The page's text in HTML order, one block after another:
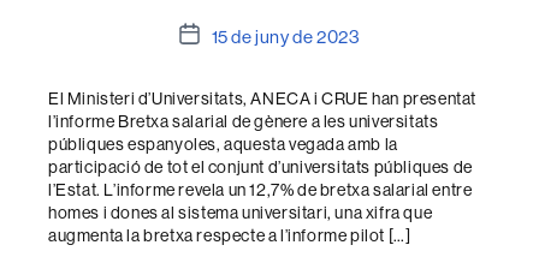
Data
l'entrada
15 de juny de 2023
El Ministeri d’Universitats, ANECA i CRUE han presentat
l’informe Bretxa salarial de gènere a les universitats
públiques espanyoles, aquesta vegada amb la
participació de tot el conjunt d’universitats públiques de
l’Estat. L’informe revela un 12,7% de bretxa salarial entre
homes i dones al sistema universitari, una xifra que
augmenta la bretxa respecte a l’informe pilot […]